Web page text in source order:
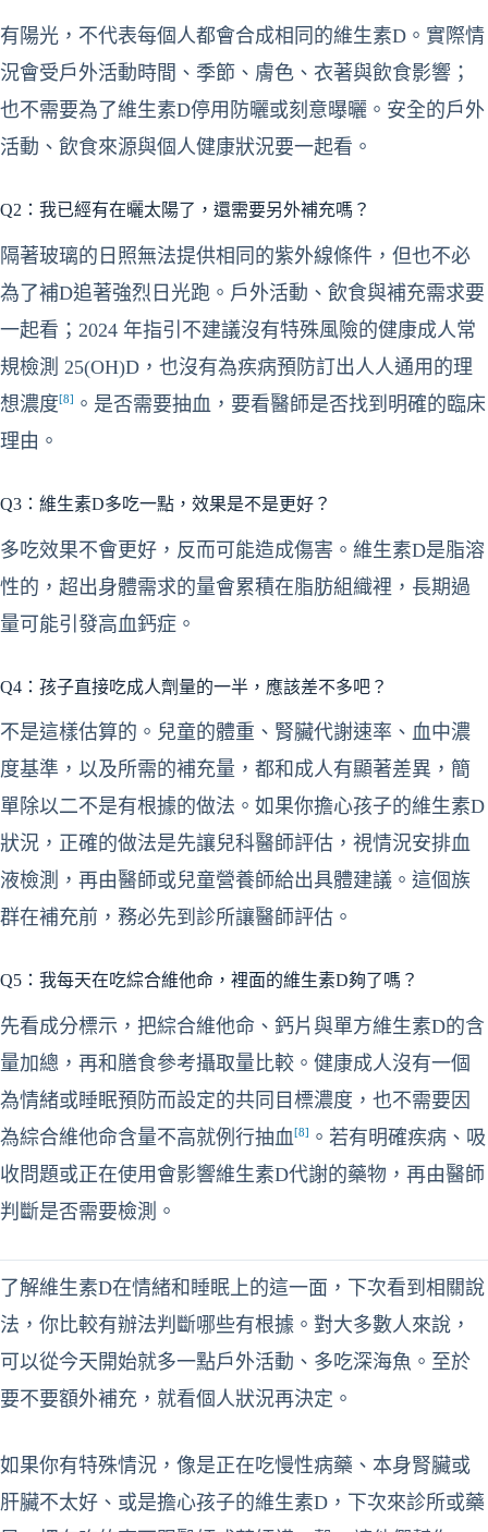
有陽光，不代表每個人都會合成相同的維生素D。實際情
況會受戶外活動時間、季節、膚色、衣著與飲食影響；
也不需要為了維生素D停用防曬或刻意曝曬。安全的戶外
活動、飲食來源與個人健康狀況要一起看。
Q2：我已經有在曬太陽了，還需要另外補充嗎？
隔著玻璃的日照無法提供相同的紫外線條件，但也不必
為了補D追著強烈日光跑。戶外活動、飲食與補充需求要
一起看；2024 年指引不建議沒有特殊風險的健康成人常
規檢測 25(OH)D，也沒有為疾病預防訂出人人通用的理
想濃度[8] 。是否需要抽血，要看醫師是否找到明確的臨床
理由。
Q3：維生素D多吃一點，效果是不是更好？
多吃效果不會更好，反而可能造成傷害。維生素D是脂溶
性的，超出身體需求的量會累積在脂肪組織裡，長期過
量可能引發高血鈣症。
Q4：孩子直接吃成人劑量的一半，應該差不多吧？
不是這樣估算的。兒童的體重、腎臟代謝速率、血中濃
度基準，以及所需的補充量，都和成人有顯著差異，簡
單除以二不是有根據的做法。如果你擔心孩子的維生素D
狀況，正確的做法是先讓兒科醫師評估，視情況安排血
液檢測，再由醫師或兒童營養師給出具體建議。這個族
群在補充前，務必先到診所讓醫師評估。
Q5：我每天在吃綜合維他命，裡面的維生素D夠了嗎？
先看成分標示，把綜合維他命、鈣片與單方維生素D的含
量加總，再和膳食參考攝取量比較。健康成人沒有一個
為情緒或睡眠預防而設定的共同目標濃度，也不需要因
為綜合維他命含量不高就例行抽血[8]
。若有明確疾病、吸
收問題或正在使用會影響維生素D代謝的藥物，再由醫師
判斷是否需要檢測。
了解維生素D在情緒和睡眠上的這一面，下次看到相關說
法，你比較有辦法判斷哪些有根據。對大多數人來說，
可以從今天開始就多一點戶外活動、多吃深海魚。至於
要不要額外補充，就看個人狀況再決定。
如果你有特殊情況，像是正在吃慢性病藥、本身腎臟或
肝臟不太好、或是擔心孩子的維生素D，下次來診所或藥